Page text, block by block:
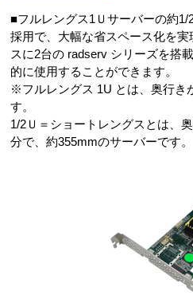
■フルレングス1Ｕサーバーの約
採用で、大幅な省スペース化を
スに2台の radserv シリーズを搭
的に使用することができます。
※フルレングス 1U とは、奥行き
す。
1/2Ｕ＝ショートレングスとは、
分で、約355mmのサーバーです。